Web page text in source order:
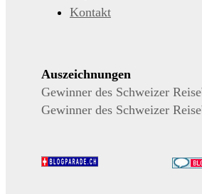
Kontakt
Auszeichnungen
Gewinner des Schweizer
Gewinner des Schweizer